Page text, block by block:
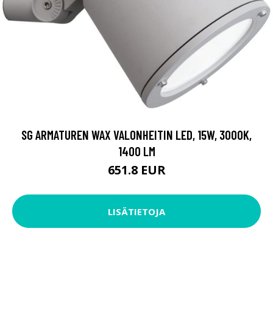
SG ARMATUREN WAX VALONHEITIN LED, 15W, 3000K,
1400 LM
651.8 EUR
LISÄTIETOJA